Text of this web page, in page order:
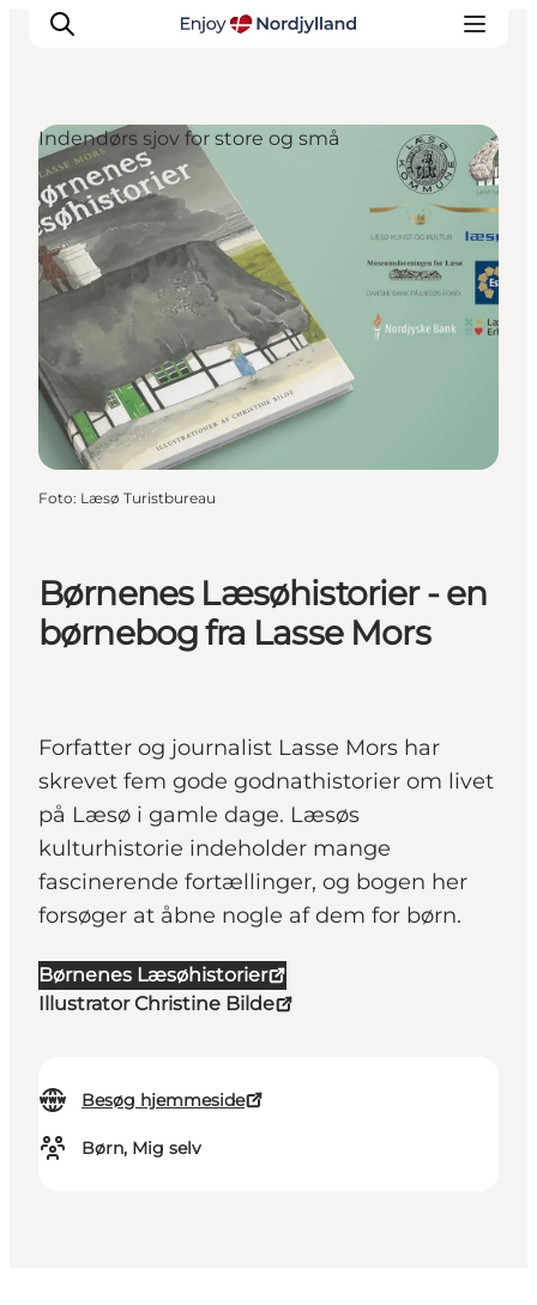
Oplevelser og aktiviteter
Planlæg din tur
Byer og steder
Guides
Det sker
For børn
Børnenes Læsøhistorier - en
børnebog fra Lasse Mors
Forfatter og journalist Lasse Mors har
skrevet fem gode godnathistorier om livet
på Læsø i gamle dage. Læsøs
kulturhistorie indeholder mange
fascinerende fortællinger, og bogen her
forsøger at åbne nogle af dem for børn.
Børnenes Læsøhistorier
Illustrator Christine Bilde
Besøg hjemmeside
Børn, Mig selv
Indendørs sjov for store og små
Foto: Læsø Turistbureau